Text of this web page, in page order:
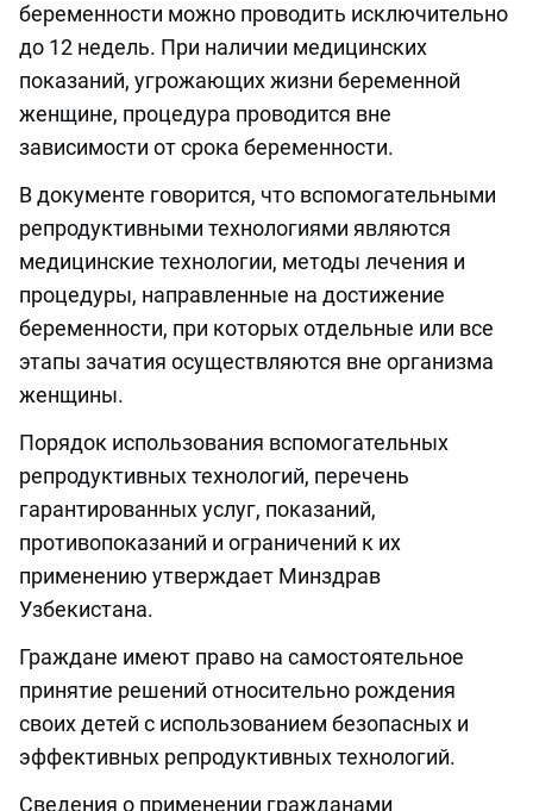
беременности можно проводить исключительно
до 12 недель. При наличии медицинских
показаний, угрожающих жизни беременной
женщине, процедура проводится вне
зависимости от срока беременности.
В документе говорится, что вспомогательными
репродуктивными технологиями являются
медицинские технологии, методы лечения и
процедуры, направленные на достижение
беременности, при которых отдельные или все
этапы зачатия осуществляются вне организма
женщины.
Порядок использования вспомогательных
репродуктивных технологий, перечень
гарантированных услуг, показаний,
противопоказаний и ограничений к их
применению утверждает Минздрав
Узбекистана.
Граждане имеют право на самостоятельное
принятие решений относительно рождения
своих детей с использованием безопасных и
эффективных репродуктивных технологий.
Сведения о применении гражданами